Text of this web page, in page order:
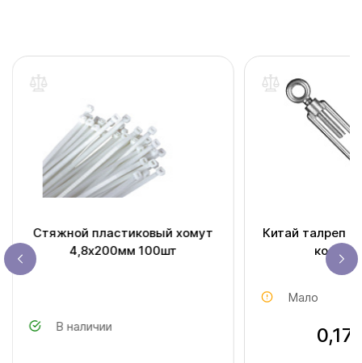
Стяжной пластиковый хомут
4,8х200мм 100шт
В наличии
Китай талреп
кольцо
Мало
0,17